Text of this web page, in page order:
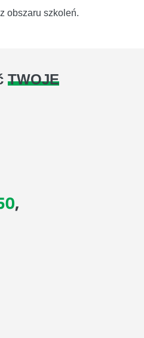
obszaru szkoleń.
TWOJE
,